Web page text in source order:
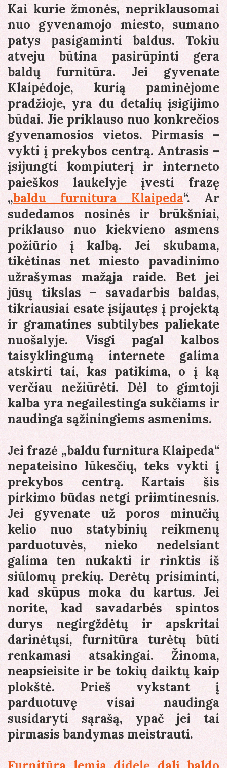
Kai kurie žmonės, nepriklausomai
nuo gyvenamojo miesto, sumano
patys pasigaminti baldus. Tokiu
atveju būtina pasirūpinti gera
baldų furnitūra. Jei gyvenate
Klaipėdoje, kurią paminėjome
pradžioje, yra du detalių įsigijimo
būdai. Jie priklauso nuo konkrečios
gyvenamosios vietos. Pirmasis –
vykti į prekybos centrą. Antrasis –
įsijungti kompiuterį ir interneto
paieškos laukelyje įvesti frazę
„baldu furnitura Klaipeda“. Ar
sudedamos nosinės ir brūkšniai,
priklauso nuo kiekvieno asmens
požiūrio į kalbą. Jei skubama,
tikėtinas net miesto pavadinimo
užrašymas mažąja raide. Bet jei
jūsų tikslas – savadarbis baldas,
tikriausiai esate įsijautęs į projektą
ir gramatines subtilybes paliekate
nuošalyje. Visgi pagal kalbos
taisyklingumą internete galima
atskirti tai, kas patikima, o į ką
verčiau nežiūrėti. Dėl to gimtoji
kalba yra negailestinga sukčiams ir
naudinga sąžiningiems asmenims.
Jei frazė „baldu furnitura Klaipeda“
nepateisino lūkesčių, teks vykti į
prekybos centrą. Kartais šis
pirkimo būdas netgi priimtinesnis.
Jei gyvenate už poros minučių
kelio nuo statybinių reikmenų
parduotuvės, nieko nedelsiant
galima ten nukakti ir rinktis iš
siūlomų prekių. Derėtų prisiminti,
kad skūpus moka du kartus. Jei
norite, kad savadarbės spintos
durys negirgždėtų ir apskritai
darinėtųsi, furnitūra turėtų būti
renkamasi atsakingai. Žinoma,
neapsieisite ir be tokių daiktų kaip
plokštė. Prieš vykstant į
parduotuvę visai naudinga
susidaryti sąrašą, ypač jei tai
pirmasis bandymas meistrauti.